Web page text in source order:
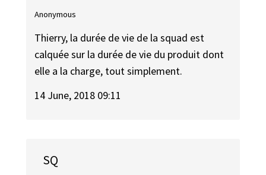
Anonymous
Thierry, la durée de vie de la squad est
calquée sur la durée de vie du produit dont
elle a la charge, tout simplement.
14 June, 2018 09:11
SQ